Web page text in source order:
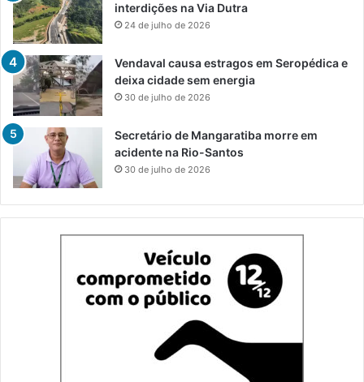
interdições na Via Dutra
24 de julho de 2026
Vendaval causa estragos em Seropédica e
deixa cidade sem energia
30 de julho de 2026
Secretário de Mangaratiba morre em
acidente na Rio-Santos
30 de julho de 2026